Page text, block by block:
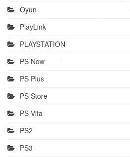
Oyun
PlayLink
PLAYSTATION
PS Now
PS Plus
PS Store
PS Vita
PS2
PS3